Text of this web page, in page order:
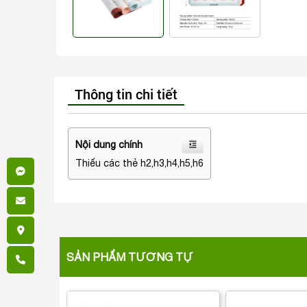
Thông tin chi tiết
Nội dung chính
Thiếu các thẻ h2,h3,h4,h5,h6
SẢN PHẨM TƯƠNG TỰ